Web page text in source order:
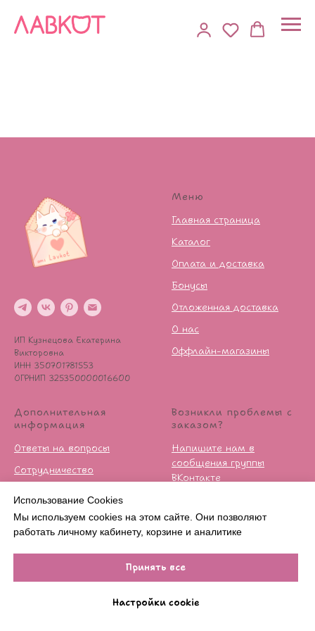
Использование Cookies
Мы используем cookies на этом сайте. Они позволяют
работать личному кабинету, корзине и аналитике
Принять все
Настройки cookie
ИП Кузнецова Екатерина
Викторовна
ИНН 350701781553
ОГРНИП 325350000016600
Меню
Главная страница
Каталог
Оплата и доставка
Бонусы
Отложенная доставка
О нас
Оффлайн-магазины
Дополнительная
информация
Ответы на вопросы
Сотрудничество
Публичная оферта
Политика
Возникли проблемы с
заказом?
Напишите нам в
сообщения группы
ВКонтакте